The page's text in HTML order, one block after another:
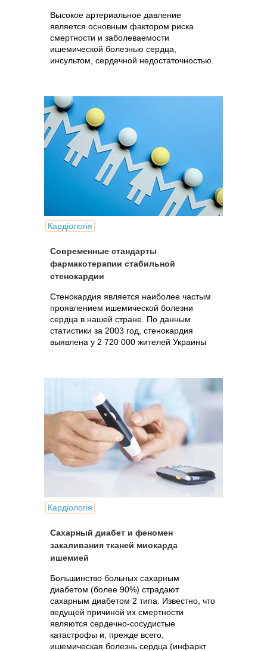
Высокое артериальное давление
является основным фактором риска
смертности и заболеваемости
ишемической болезнью сердца,
инсультом, сердечной недостаточностью.
Кардіологія
Современные стандарты
фармакотерапии стабильной
стенокардии
Стенокардия является наиболее частым
проявлением ишемической болезни
сердца в нашей стране. По данным
статистики за 2003 год, стенокардия
выявлена у 2 720 000 жителей Украины
Кардіологія
Сахарный диабет и феномен
закаливания тканей миокарда
ишемией
Большинство больных сахарным
диабетом (более 90%) страдают
сахарным диабетом 2 типа. Известно, что
ведущей причиной их смертности
являются сердечно-сосудистые
катастрофы и, прежде всего,
ишемическая болезнь сердца (инфаркт